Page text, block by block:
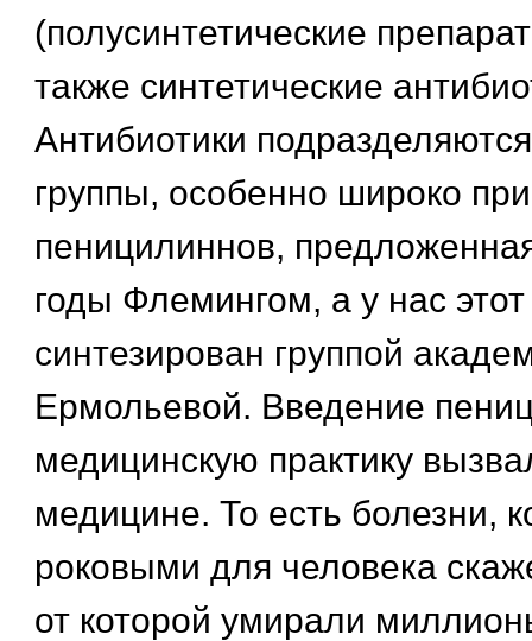
(полусинтетические
также синтетические
Антибиотики
группы, особенно широко
пеницилиннов,
годы Флемингом, а у нас
синтезирован группой
Ермольевой. Введение
медицинскую практику
медицине. То есть болезни,
роковыми для человека
от которой умирали